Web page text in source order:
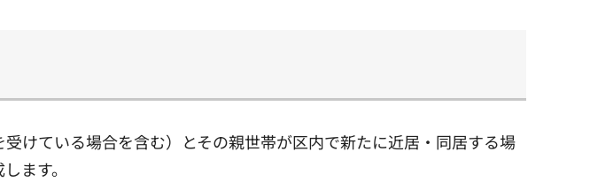
けている場合を含む）とその親世帯が区内で新たに近居・同居する場
ます。